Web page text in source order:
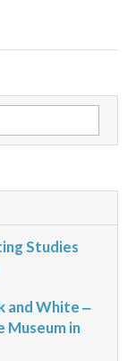
Studies
and White ‒
Museum in